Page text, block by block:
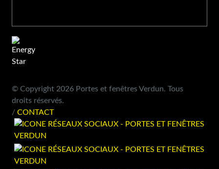
© Copyright 2026 Portes et fenêtres Verdun. Tous
droits réservés.
/CONTACT